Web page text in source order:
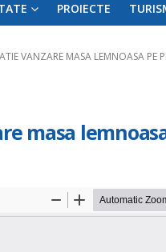
PROIECTE
VANZARE MASA LEMNOASA PE
masa